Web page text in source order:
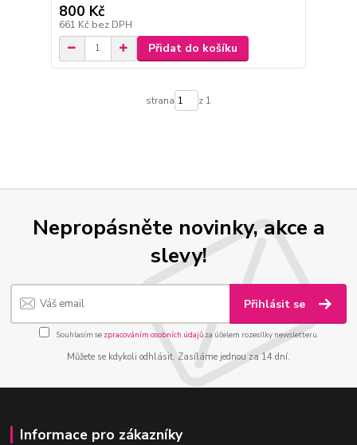
800 Kč
661 Kč bez DPH
Přidat do košíku
strana z 1
Nepropásněte novinky, akce a
slevy!
Přihlásit se
Souhlasím se zpracováním osobních údajůza účelem rozesílky newsletteru.
Můžete se kdykoli odhlásit. Zasíláme jednou za 14 dní.
Informace pro zákazníky